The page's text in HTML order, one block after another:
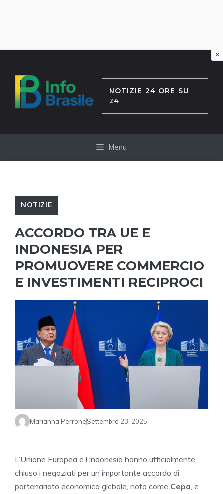
contenuto
NOTIZIE 24 ORE SU
24
Menu
NOTIZIE
ACCORDO TRA UE E
INDONESIA PER
PROMUOVERE COMMERCIO
E INVESTIMENTI RECIPROCI
Marianna PerroneSettembre 23, 2025
L’Unione Europea e l’Indonesia hanno ufficialmente
chiuso i negoziati per un importante accordo di
partenariato economico globale, noto come Cepa, e
×